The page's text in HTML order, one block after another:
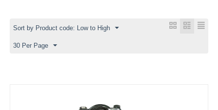
Sort by Product code: Low to High
30 Per Page